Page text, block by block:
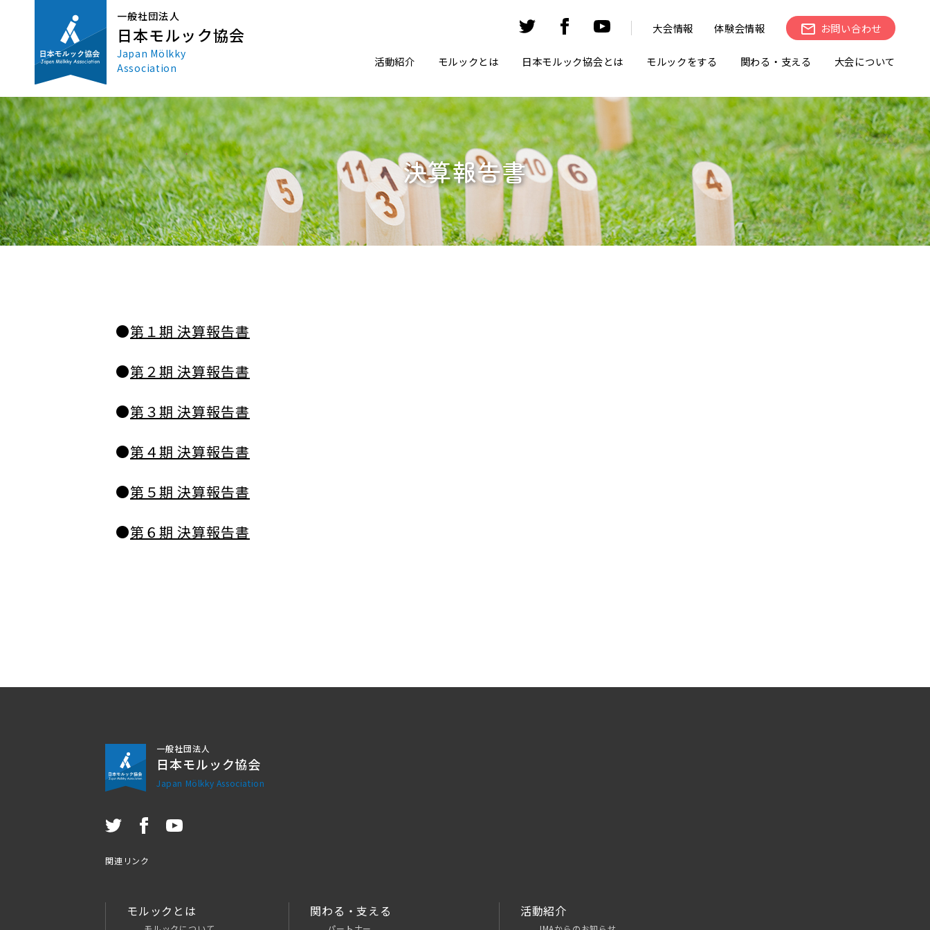
一般社団法人
日本モルック協会
Japan Mölkky
Association
大会情報 体験会情報 お問い合わせ
活動紹介 モルックとは 日本モルック協会とは モルックをする 関わる・支える 大会について
決算報告書
●第１期 決算報告書
●第２期 決算報告書
●第３期 決算報告書
●第４期 決算報告書
●第５期 決算報告書
●第６期 決算報告書
一般社団法人
日本モルック協会
Japan Mölkky Association
関連リンク
モルックとは 関わる・支える 活動紹介